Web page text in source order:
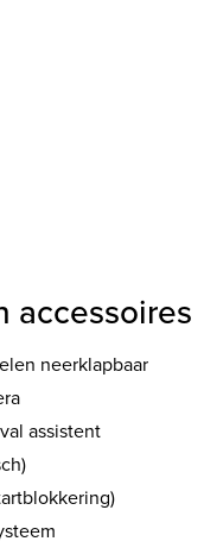
accessoires
neerklapbaar
assistent